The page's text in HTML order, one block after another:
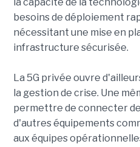
la capacité de la
besoins de déploiement
nécessitant une mise en
infrastructure sécurisée.
La 5G privée ouvre
la gestion de crise. Une
permettre de connecter
d'autres équipements
aux équipes